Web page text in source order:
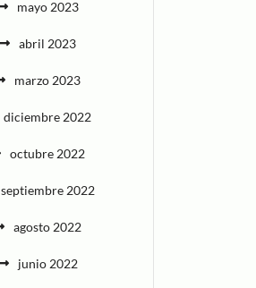
mayo 2023
abril 2023
marzo 2023
diciembre 2022
octubre 2022
septiembre 2022
agosto 2022
junio 2022